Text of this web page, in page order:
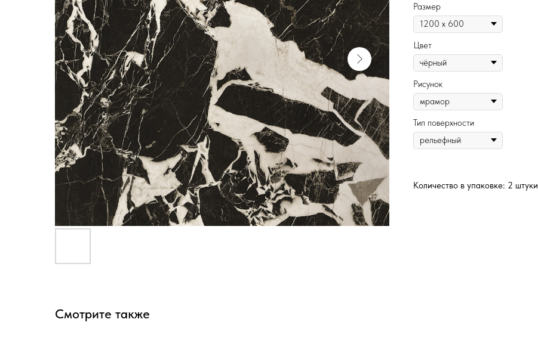
Размер
Цвет
Рисунок
Тип поверхности
Количество в упаковке: 2 штуки
Смотрите также